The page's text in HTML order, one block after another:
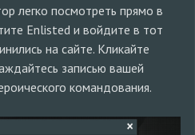
легко посмотреть прямо в
Enlisted и войдите в тот
на сайте. Кликайте
записью вашей
командования.